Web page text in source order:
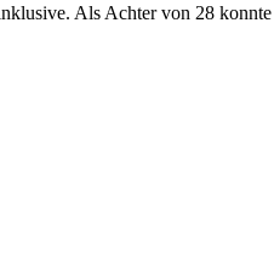
Als Achter von 28